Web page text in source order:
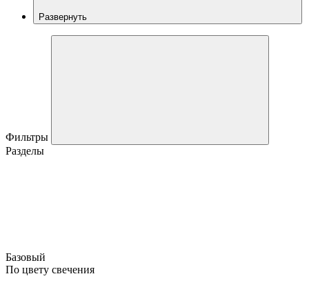
Развернуть
Фильтры
Разделы
Базовый
По цвету свечения